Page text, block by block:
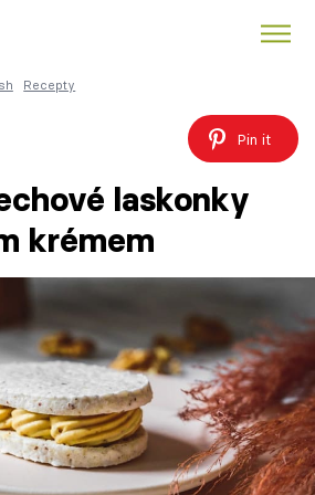
Recepty
Pin it
laskonky
krémem